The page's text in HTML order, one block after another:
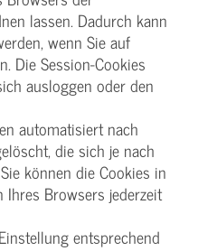
lassen. Dadurch kann
wenn Sie auf
Die Session-Cookies
ausloggen oder den
automatisiert nach
die sich je nach
können die Cookies in
Browsers jederzeit
entsprechend